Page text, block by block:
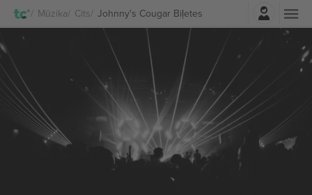
Mūzika Cits Johnny's Cougar Biļetes
Pierakstīties